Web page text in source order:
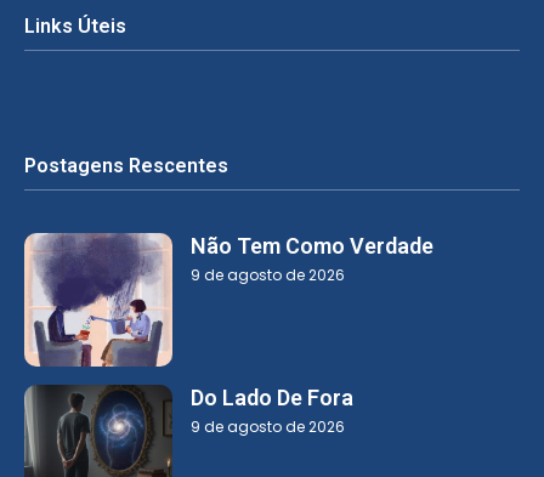
Links Úteis
Postagens Rescentes
Não Tem Como Verdade
9 de agosto de 2026
Do Lado De Fora
9 de agosto de 2026